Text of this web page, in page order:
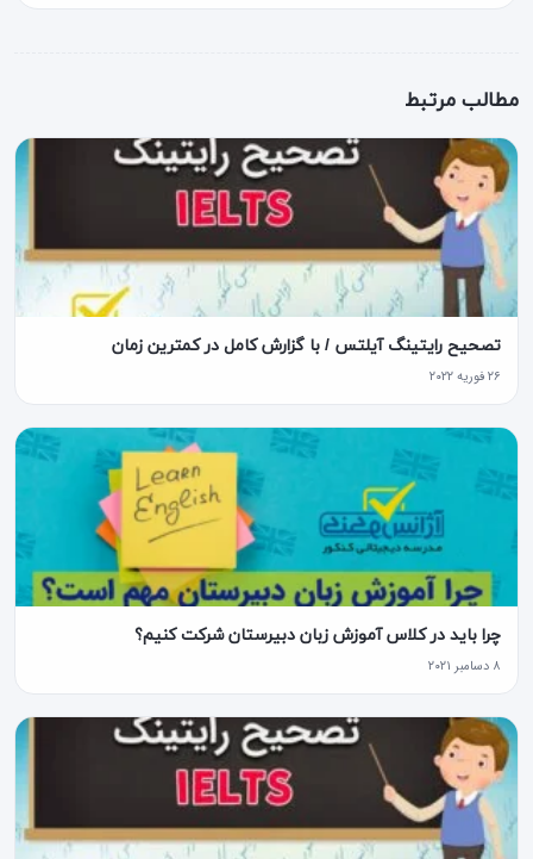
مطالب مرتبط
تصحیح رایتینگ آیلتس / با گزارش کامل در کمترین زمان
۲۶ فوریه ۲۰۲۲
چرا باید در کلاس آموزش زبان دبیرستان شرکت کنیم؟
۸ دسامبر ۲۰۲۱